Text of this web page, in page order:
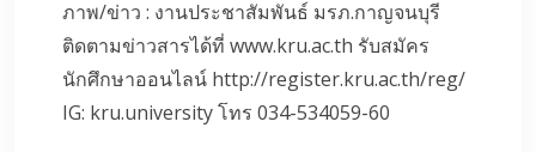
ภาพ/ข่าว : งานประชาสัมพันธ์ มรภ.กาญจนบุรี
ติดตามข่าวสารได้ที่ www.kru.ac.th รับสมัคร
นักศึกษาออนไลน์ http://register.kru.ac.th/reg/
IG: kru.university โทร 034-534059-60